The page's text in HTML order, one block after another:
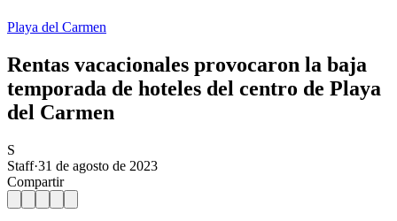
Playa del Carmen
Rentas vacacionales provocaron la baja
temporada de hoteles del centro de Playa
del Carmen
S
Staff·31 de agosto de 2023
Compartir